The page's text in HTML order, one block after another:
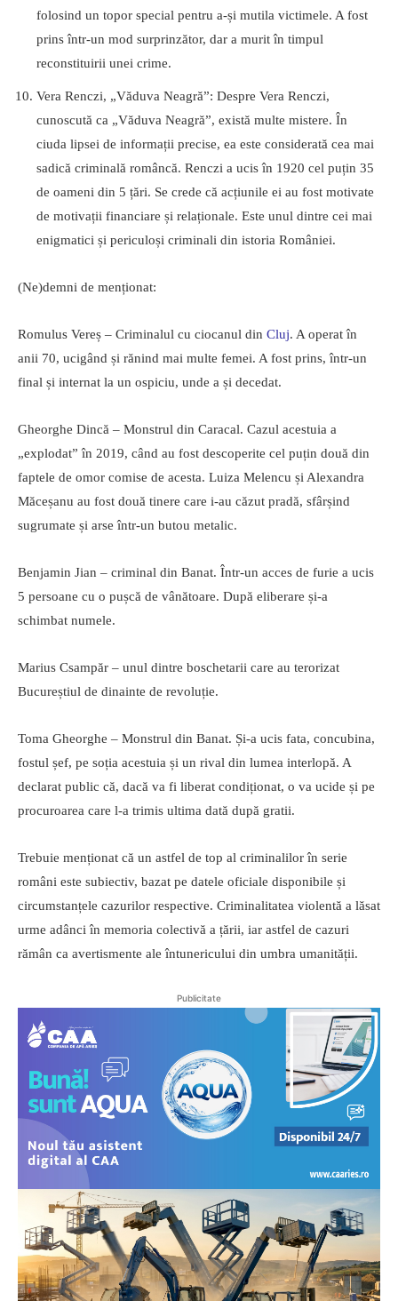
folosind un topor special pentru a-și mutila victimele. A fost
prins într-un mod surprinzător, dar a murit în timpul
reconstituirii unei crime.
Vera Renczi, „Văduva Neagră”: Despre Vera Renczi,
cunoscută ca „Văduva Neagră”, există multe mistere. În
ciuda lipsei de informații precise, ea este considerată cea mai
sadică criminală româncă. Renczi a ucis în 1920 cel puțin 35
de oameni din 5 țări. Se crede că acțiunile ei au fost motivate
de motivații financiare și relaționale. Este unul dintre cei mai
enigmatici și periculoși criminali din istoria României.
(Ne)demni de menționat:
Romulus Vereș – Criminalul cu ciocanul din Cluj. A operat în
anii 70, ucigând și rănind mai multe femei. A fost prins, într-un
final și internat la un ospiciu, unde a și decedat.
Gheorghe Dincă – Monstrul din Caracal. Cazul acestuia a
„explodat” în 2019, când au fost descoperite cel puțin două din
faptele de omor comise de acesta. Luiza Melencu și Alexandra
Măceșanu au fost două tinere care i-au căzut pradă, sfârșind
sugrumate și arse într-un butou metalic.
Benjamin Jian – criminal din Banat. Într-un acces de furie a ucis
5 persoane cu o pușcă de vânătoare. După eliberare și-a
schimbat numele.
Marius Csampăr – unul dintre boschetarii care au terorizat
Bucureștiul de dinainte de revoluție.
Toma Gheorghe – Monstrul din Banat. Și-a ucis fata, concubina,
fostul șef, pe soția acestuia și un rival din lumea interlopă. A
declarat public că, dacă va fi liberat condiționat, o va ucide și pe
procuroarea care l-a trimis ultima dată după gratii.
Trebuie menționat că un astfel de top al criminalilor în serie
români este subiectiv, bazat pe datele oficiale disponibile și
circumstanțele cazurilor respective. Criminalitatea violentă a lăsat
urme adânci în memoria colectivă a țării, iar astfel de cazuri
rămân ca avertismente ale întunericului din umbra umanității.
Publicitate